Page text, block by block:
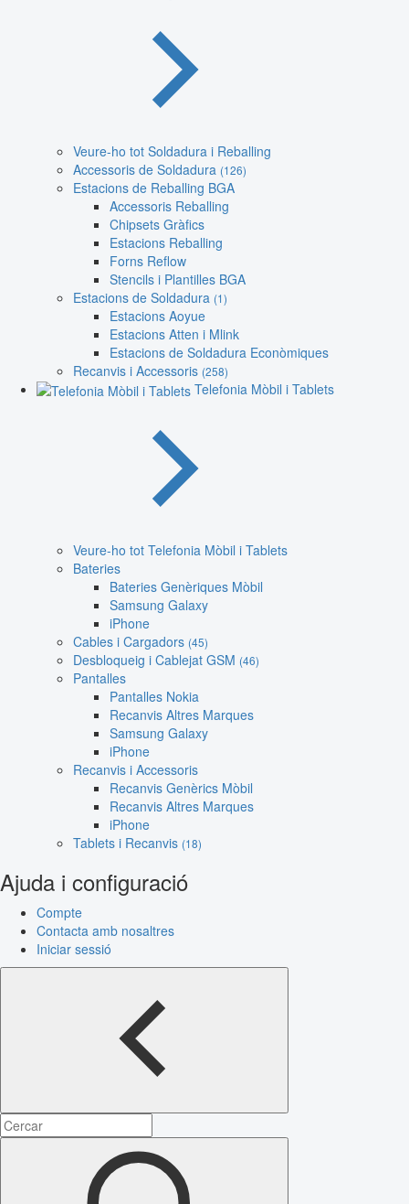
Veure-ho tot Soldadura i Reballing
Accessoris de Soldadura (126)
Estacions de Reballing BGA
Accessoris Reballing
Chipsets Gràfics
Estacions Reballing
Forns Reflow
Stencils i Plantilles BGA
Estacions de Soldadura (1)
Estacions Aoyue
Estacions Atten i Mlink
Estacions de Soldadura Econòmiques
Recanvis i Accessoris (258)
Telefonia Mòbil i Tablets
Veure-ho tot Telefonia Mòbil i Tablets
Bateries
Bateries Genèriques Mòbil
Samsung Galaxy
iPhone
Cables i Cargadors (45)
Desbloqueig i Cablejat GSM (46)
Pantalles
Pantalles Nokia
Recanvis Altres Marques
Samsung Galaxy
iPhone
Recanvis i Accessoris
Recanvis Genèrics Mòbil
Recanvis Altres Marques
iPhone
Tablets i Recanvis (18)
Ajuda i configuració
Compte
Contacta amb nosaltres
Iniciar sessió